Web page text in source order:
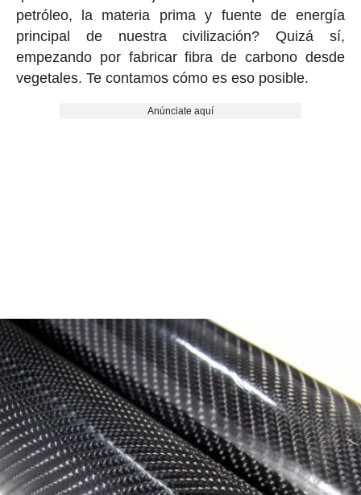
petróleo, la materia prima y fuente de energía
principal de nuestra civilización? Quizá sí,
empezando por fabricar fibra de carbono desde
vegetales. Te contamos cómo es eso posible.
Anúnciate aquí